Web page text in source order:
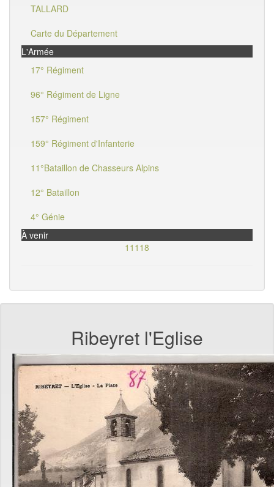
TALLARD
Carte du Département
L'Armée
17° Régiment
96° Régiment de Ligne
157° Régiment
159° Régiment d'Infanterie
11°Bataillon de Chasseurs Alpins
12° Bataillon
4° Génie
À venir
11118
Ribeyret l'Eglise